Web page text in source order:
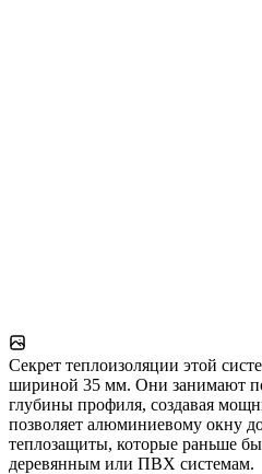
Секрет теплоизоляции этой
шириной 35 мм. Они занимают
глубины профиля, создавая
позволяет алюминиевому окну
теплозащиты, которые раньше
деревянным или ПВХ системам.